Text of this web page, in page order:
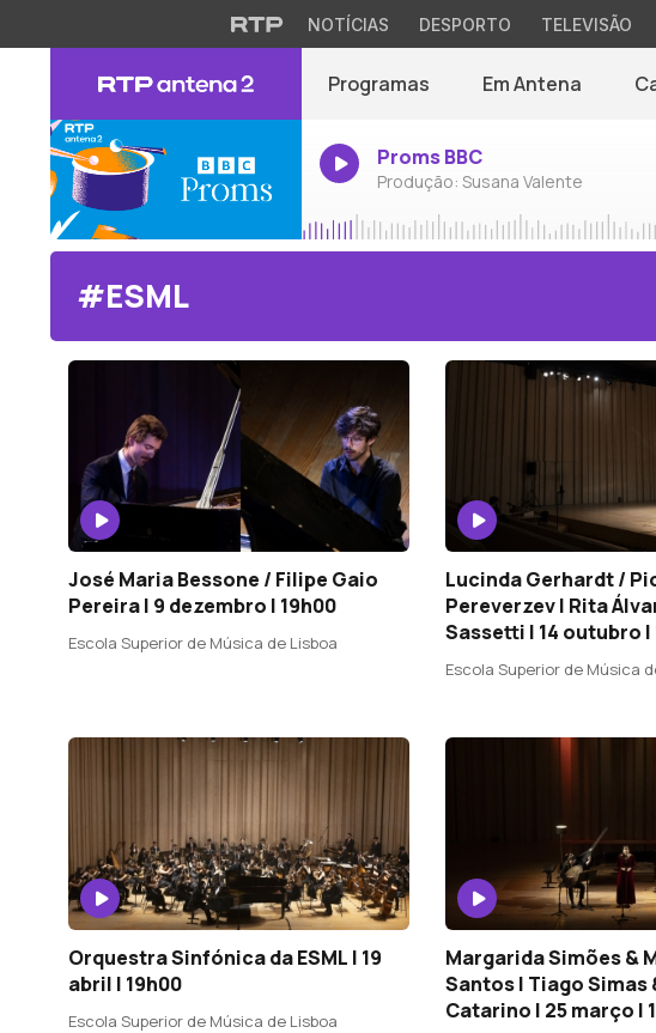
NOTÍCIAS DESPORTO TELEVISÃO
Programas Em Antena
Proms BBC
Produção: Susana Valente
#ESML
José Maria Bessone / Filipe Gaio
Pereira | 9 dezembro | 19h00
Escola Superior de Música de Lisboa
Lucinda Gerhardt /
Pereverzev | Rita
Sassetti | 14 outubro |
Escola Superior de Música
Orquestra Sinfónica da ESML | 19
abril | 19h00
Escola Superior de Música de Lisboa
Margarida Simões &
Santos | Tiago Simas
Catarino | 25 março |